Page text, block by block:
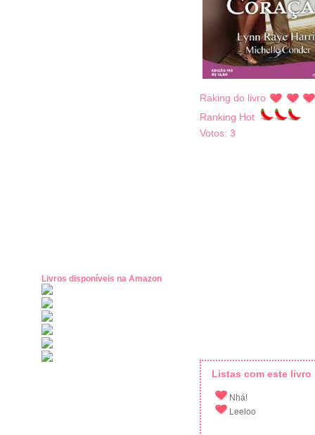
Livros disponíveis na Amazon
Raking do livro
Ranking Hot
Votos: 3
Listas com este livro
Nhá!
Leeloo